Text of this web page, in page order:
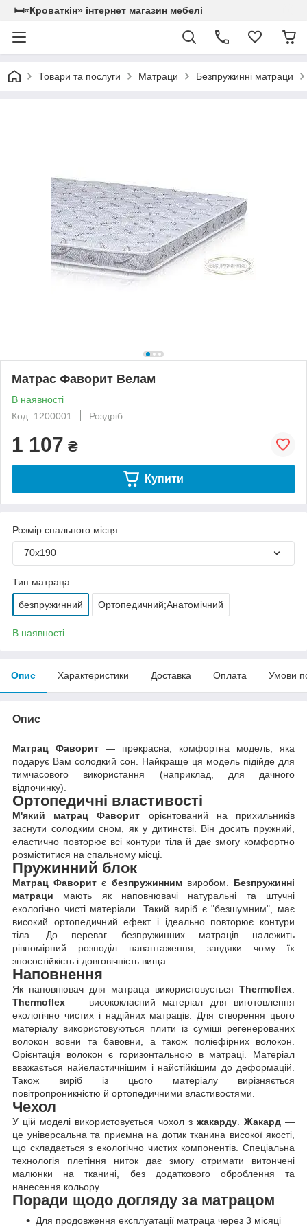
🛏«Кроваткiн» iнтернет магазин мебелi
Товари та послуги Матраци Безпружинні матраци
Матрас Фаворит Велам
В наявності
Код: 1200001
Роздріб
1 107 ₴
Купити
Розмір спального місця
70х190
Тип матраца
безпружинний Ортопедичний;Анатомічний
В наявності
Опис Характеристики Доставка Оплата Умови
Опис
Матрац Фаворит — прекрасна, комфортна модель, яка
подарує Вам солодкий сон. Найкраще ця модель підійде для
тимчасового використання (наприклад, для дачного
відпочинку).
Ортопедичні властивості
М'який матрац Фаворит орієнтований на прихильників
заснути солодким сном, як у дитинстві. Він досить пружний,
еластично повторює всі контури тіла й дає змогу комфортно
розміститися на спальному місці.
Пружинний блок
Матрац Фаворитє безпружинним виробом. Безпружинні
матраци мають як наповнювачі натуральні та штучні
екологічно чисті матеріали. Такий виріб є "безшумним", має
високий ортопедичний ефект і ідеально повторює контури
тіла. До переваг безпружинних матраців належить
рівномірний розподіл навантаження, завдяки чому їх
зносостійкість і довговічність вища.
Наповнення
Як наповнювач для матраца використовується Thermoflex
Thermoflex— висококласний матеріал для виготовлення
екологічно чистих і надійних матраців. Для створення цього
матеріалу використовуються плити із суміші регенерованих
волокон вовни та бавовни, а також поліефірних волокон.
Орієнтація волокон є горизонтальною в матраці. Матеріал
вважається найеластичнішим і найстійкішим до деформацій.
Також виріб із цього матеріалу вирізняється
повітропроникністю й ортопедичними властивостями.
Чехол
У цій моделі використовується чохол з жакарду. Жакард —
це універсальна та приємна на дотик тканина високої якості,
що складається з екологічно чистих компонентів. Спеціальна
технологія плетіння ниток дає змогу отримати витончені
малюнки на тканині, без додаткового оброблення та
нанесення кольору.
Поради щодо догляду за матрацом
Для продовження експлуатації матраца через 3 місяці